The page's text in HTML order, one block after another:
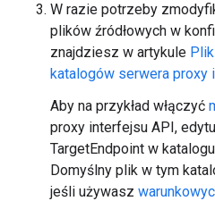
W razie potrzeby
plików źródłowych w
znajdziesz w artykule
katalogów serwera proxy
Aby na przykład włączyć
proxy interfejsu API,
TargetEndpoint w katalogu
Domyślny plik w tym
jeśli używasz